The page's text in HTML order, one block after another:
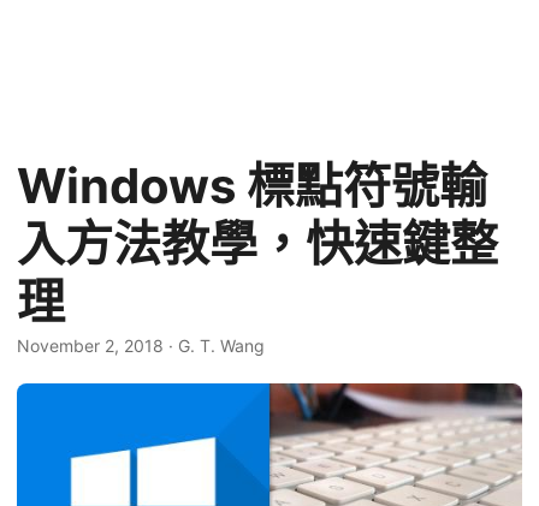
Windows 標點符號輸
入方法教學，快速鍵整
理
November 2, 2018 · G. T. Wang